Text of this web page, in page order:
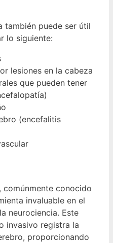
también puede ser útil
lo siguiente:
lesiones en la cabeza
que pueden tener
(encefalitis
comúnmente conocido
invaluable en el
neurociencia. Este
invasivo registra la
proporcionando